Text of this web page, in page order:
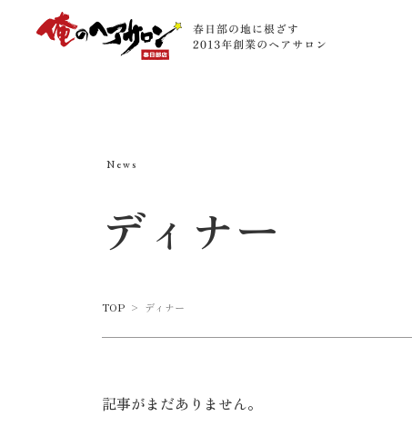
News
ディナー
TOP > ディナー
記事がまだありません。